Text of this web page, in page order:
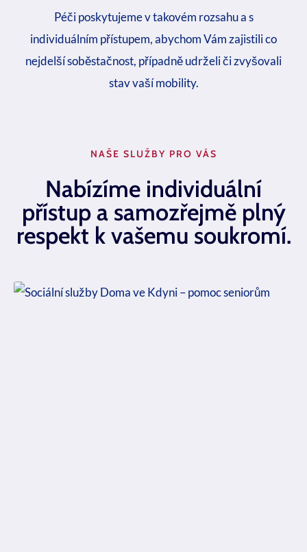
Péči poskytujeme v takovém rozsahu a s
individuálním přístupem, abychom Vám zajistili co
nejdelší soběstačnost, případně udrželi či zvyšovali
stav vaší mobility.
NAŠE SLUŽBY PRO VÁS​
Nabízíme individuální
přístup a samozřejmě plný
respekt k vašemu soukromí.